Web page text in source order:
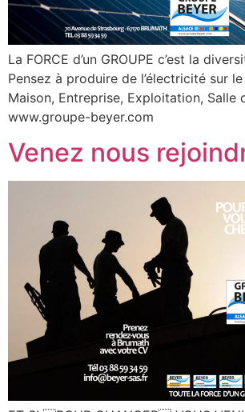
La FORCE d’un GROUPE c’est la
Pensez à produire de l’électricité sur
Maison, Entreprise, Exploitation, Salle
www.groupe-beyer.com
Venez nous